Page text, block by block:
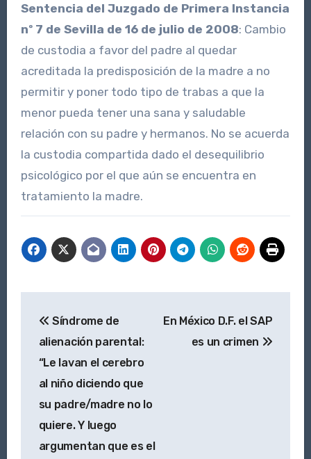
Sentencia del Juzgado de Primera Instancia
nº 7 de Sevilla de 16 de julio de 2008: Cambio
de custodia a favor del padre al quedar
acreditada la predisposición de la madre a no
permitir y poner todo tipo de trabas a que la
menor pueda tener una sana y saludable
relación con su padre y hermanos. No se acuerda
la custodia compartida dado el desequilibrio
psicológico por el que aún se encuentra en
tratamiento la madre.
de
entradas
Síndrome de
alienación parental:
“Le lavan el cerebro
al niño diciendo que
su padre/madre no lo
quiere. Y luego
argumentan que es el
En México D.F. el SAP
es un crimen